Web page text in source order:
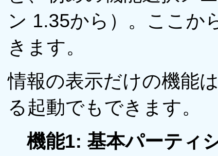
ン 1.35から）。ここか
きます。
情報の表示だけの機能
る起動でもできます。
機能1: 基本パーティ